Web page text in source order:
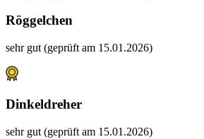
Röggelchen
sehr gut (geprüft am 15.01.2026)
Dinkeldreher
sehr gut (geprüft am 15.01.2026)